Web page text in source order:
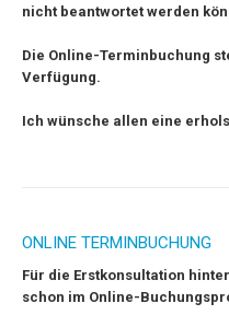
nicht beantwortet werden
Die Online-Terminbuchung
Verfügung.
Ich wünsche allen eine
ONLINE TERMINBUCHUNG
Für die Erstkonsultation
schon im Online-